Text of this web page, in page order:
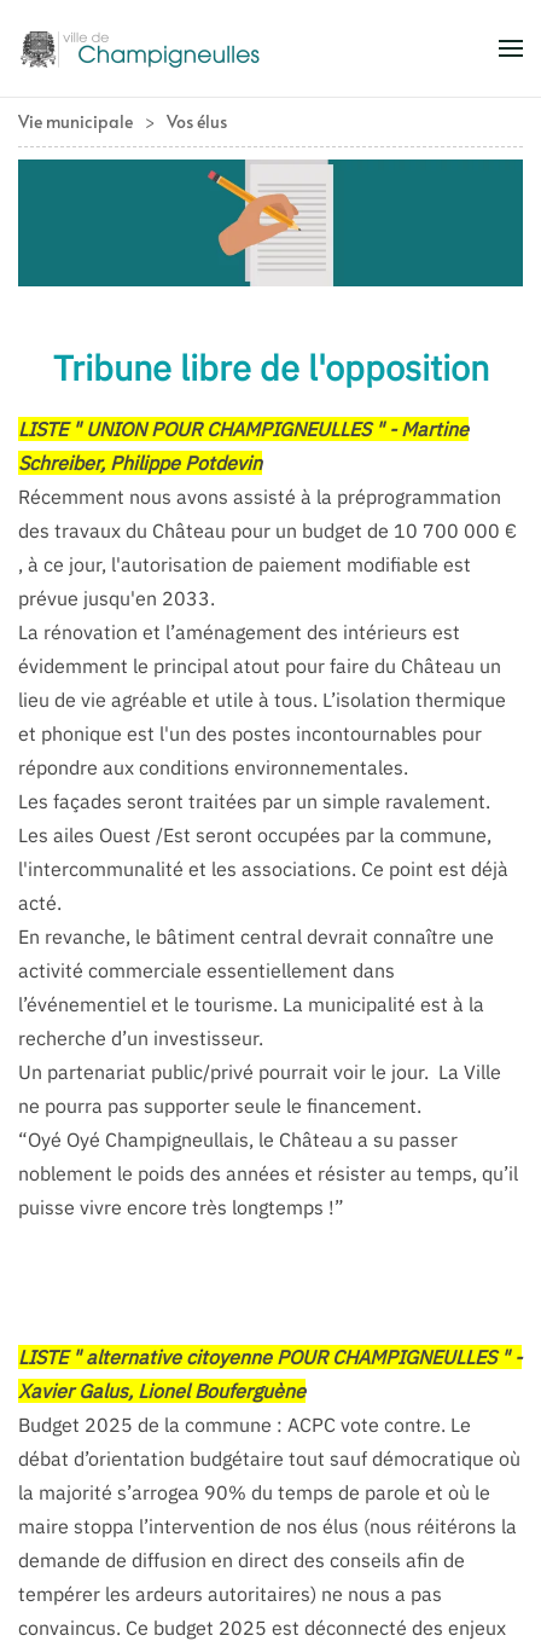
Accéder au contenu principal
Vie municipale Vos élus
Tribune libre de l'opposition
LISTE " UNION POUR CHAMPIGNEULLES " - Martine
Schreiber, Philippe Potdevin
Récemment nous avons assisté à la préprogrammation
des travaux du Château pour un budget de 10 700 000 €
, à ce jour, l'autorisation de paiement modifiable est
prévue jusqu'en 2033.
La rénovation et l’aménagement des intérieurs est
évidemment le principal atout pour faire du Château un
lieu de vie agréable et utile à tous. L’isolation thermique
et phonique est l'un des postes incontournables pour
répondre aux conditions environnementales.
Les façades seront traitées par un simple ravalement.
Les ailes Ouest /Est seront occupées par la commune,
l'intercommunalité et les associations. Ce point est déjà
acté.
En revanche, le bâtiment central devrait connaître une
activité commerciale essentiellement dans
l’événementiel et le tourisme. La municipalité est à la
recherche d’un investisseur.
Un partenariat public/privé pourrait voir le jour. La Ville
ne pourra pas supporter seule le financement.
“Oyé Oyé Champigneullais, le Château a su passer
noblement le poids des années et résister au temps, qu’il
puisse vivre encore très longtemps !”
LISTE " alternative citoyenne POUR CHAMPIGNEULLES " -
Xavier Galus, Lionel Bouferguène
Budget 2025 de la commune : ACPC vote contre. Le
débat d’orientation budgétaire tout sauf démocratique où
la majorité s’arrogea 90% du temps de parole et où le
maire stoppa l’intervention de nos élus (nous réitérons la
demande de diffusion en direct des conseils afin de
tempérer les ardeurs autoritaires) ne nous a pas
convaincus. Ce budget 2025 est déconnecté des enjeux